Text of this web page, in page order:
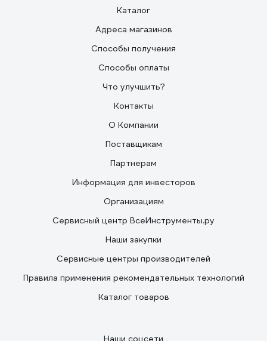
Каталог
Адреса магазинов
Способы получения
Способы оплаты
Что улучшить?
Контакты
О Компании
Поставщикам
Партнерам
Информация для инвесторов
Организациям
Сервисный центр ВсеИнструменты.ру
Наши закупки
Сервисные центры производителей
Правила применения рекомендательных технологий
Каталог товаров
Наши соцсети